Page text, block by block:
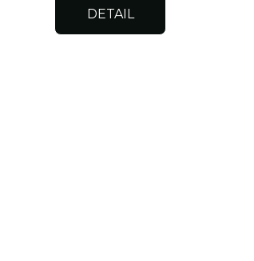
DETAIL